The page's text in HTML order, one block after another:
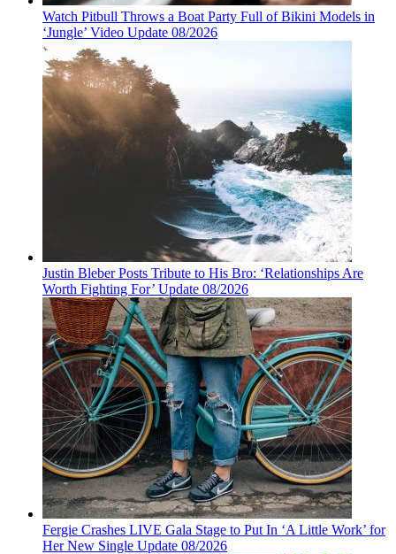
Watch Pitbull Throws a Boat Party Full of Bikini Models in
‘Jungle’ Video Update 08/2026
Justin Bleber Posts Tribute to His Bro: ‘Relationships Are
Worth Fighting For’ Update 08/2026
Fergie Crashes LIVE Gala Stage to Put In ‘A Little Work’ for
Her New Single Update 08/2026